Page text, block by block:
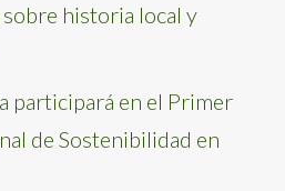
historia local y
participará en el Primer
de Sostenibilidad en